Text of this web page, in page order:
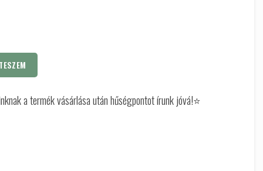
a termék vásárlása után hűségpontot írunk jóvá!⭐